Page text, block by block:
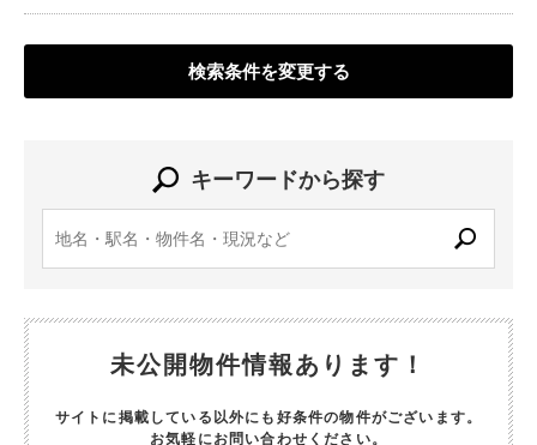
検索条件を変更する
キーワードから探す
未公開物件情報あります！
サイトに掲載している以外にも好条件の物件がございます。
お気軽にお問い合わせください。